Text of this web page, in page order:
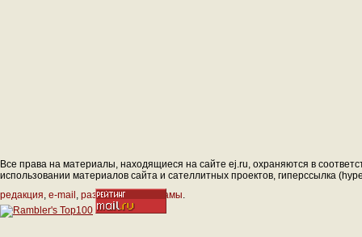
Все права на материалы, находящиеся на сайте ej.ru, охраняются в
использовании материалов сайта и сателлитных проектов, гиперссылка
редакция, e-mail , размещение рекламы.